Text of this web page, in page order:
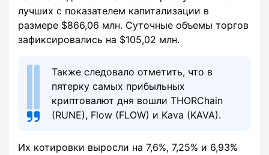
лучших с показателем капитализации в
размере $866,06 млн. Суточные объемы торгов
зафиксировались на $105,02 млн.
Также следовало отметить, что в
пятерку самых прибыльных
криптовалют дня вошли THORChain
(RUNE), Flow (FLOW) и Kava (KAVA).
Их котировки выросли на 7,6%, 7,25% и 6,93%